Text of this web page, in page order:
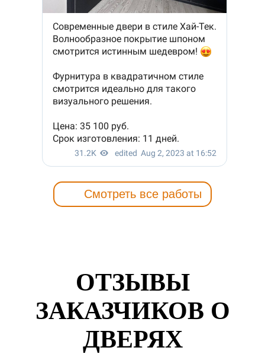
Смотреть все работы
ОТЗЫВЫ
ЗАКАЗЧИКОВ О
ДВЕРЯХ